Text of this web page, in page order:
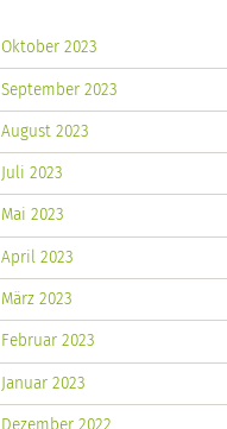
Oktober 2023
September 2023
August 2023
Juli 2023
Mai 2023
April 2023
März 2023
Februar 2023
Januar 2023
Dezember 2022